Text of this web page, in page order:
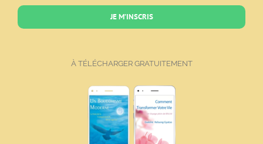
JE M’INSCRIS
À TÉLÉCHARGER GRATUITEMENT